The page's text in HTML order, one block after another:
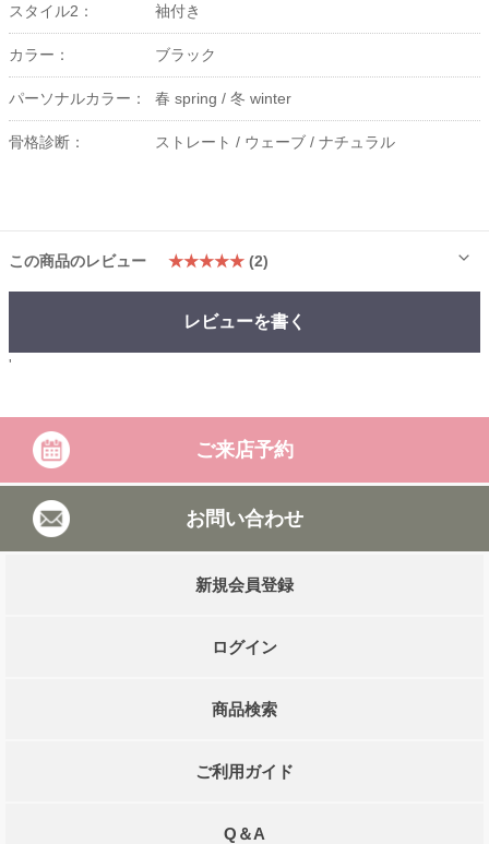
スタイル2： 袖付き
カラー： ブラック
パーソナルカラー： 春 spring / 冬 winter
骨格診断： ストレート / ウェーブ / ナチュラル
この商品のレビュー ★★★★★ (2)
レビューを書く
'
ご来店予約
お問い合わせ
新規会員登録
ログイン
商品検索
ご利用ガイド
Q＆A